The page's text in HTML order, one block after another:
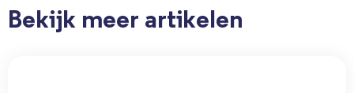
Bekijk meer artikelen